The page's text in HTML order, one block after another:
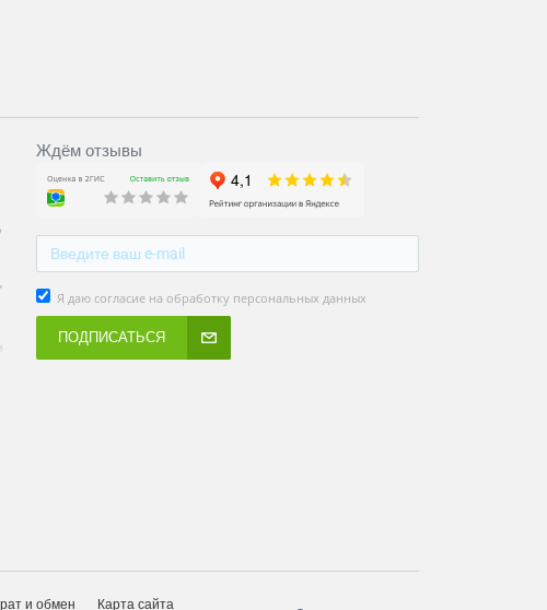
Ждём отзывы
Я даю согласие на обработку персональных данных
ПОДПИСАТЬСЯ
и обмен Карта сайта